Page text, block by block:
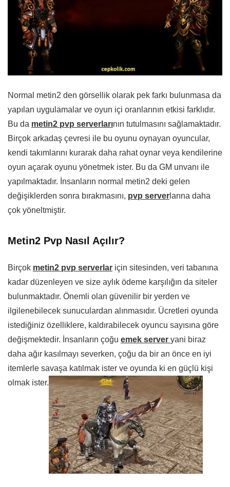
Normal metin2 den görsellik olarak pek farkı bulunmasa da
yapılan uygulamalar ve oyun içi oranlarının etkisi farklıdır.
Bu da metin2 pvp serverlarının tutulmasını sağlamaktadır.
Birçok arkadaş çevresi ile bu oyunu oynayan oyuncular,
kendi takımlarını kurarak daha rahat oynar veya kendilerine
oyun açarak oyunu yönetmek ister. Bu da GM unvanı ile
yapılmaktadır. İnsanların normal metin2 deki gelen
değişiklerden sonra bırakmasını, pvp server larına daha
çok yöneltmiştir.
Metin2 Pvp Nasıl Açılır?
Birçok metin2 pvp serverlar için sitesinden, veri tabanına
kadar düzenleyen ve size aylık ödeme karşılığın da siteler
bulunmaktadır. Önemli olan güvenilir bir yerden ve
ilgilenebilecek sunuculardan alınmasıdır. Ücretleri oyunda
istediğiniz özelliklere, kaldırabilecek oyuncu sayısına göre
değişmektedir. İnsanların çoğu emek server yani biraz
daha ağır kasılmayı severken, çoğu da bir an önce en iyi
itemlerle savaşa katılmak ister ve oyunda ki en güçlü kişi
olmak ister.